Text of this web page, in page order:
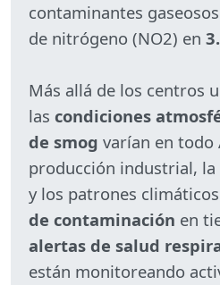
contaminantes
de nitrógeno (NO2) en
Más allá de los centros
las condiciones
de smog varían en todo
producción industrial,
y los patrones
de contaminación en
alertas de salud
están monitoreando